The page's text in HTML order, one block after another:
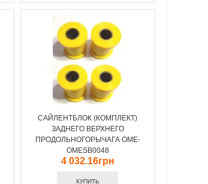
САЙЛЕНТБЛОК (КОМПЛЕКТ)
ЗАДНЕГО ВЕРХНЕГО
ПРОДОЛЬНОГОРЫЧАГА OME-
OMESB0048
4 032.16грн